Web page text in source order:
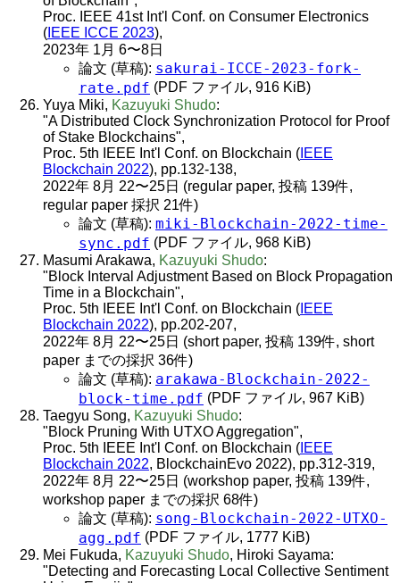
Proc. IEEE 41st Int'l Conf. on Consumer Electronics
( IEEE ICCE 2023),
2023年 1月 6〜8日
論文 (草稿): sakurai-ICCE-2023-fork-
rate.pdf (PDF ファイル, 916 KiB)
Yuya Miki, Kazuyuki Shudo:
"A Distributed Clock Synchronization Protocol for Proof
of Stake Blockchains",
Proc. 5th IEEE Int'l Conf. on Blockchain ( IEEE
Blockchain 2022), pp.132-138,
2022年 8月 22〜25日 (regular paper, 投稿 139件,
regular paper 採択 21件)
論文 (草稿): miki-Blockchain-2022-time-
sync.pdf (PDF ファイル, 968 KiB)
Masumi Arakawa, Kazuyuki Shudo:
"Block Interval Adjustment Based on Block Propagation
Time in a Blockchain",
Proc. 5th IEEE Int'l Conf. on Blockchain ( IEEE
Blockchain 2022), pp.202-207,
2022年 8月 22〜25日 (short paper, 投稿 139件, short
paper までの採択 36件)
論文 (草稿): arakawa-Blockchain-2022-
block-time.pdf (PDF ファイル, 967 KiB)
Taegyu Song, Kazuyuki Shudo:
"Block Pruning With UTXO Aggregation",
Proc. 5th IEEE Int'l Conf. on Blockchain ( IEEE
Blockchain 2022, BlockchainEvo 2022), pp.312-319,
2022年 8月 22〜25日 (workshop paper, 投稿 139件,
workshop paper までの採択 68件)
論文 (草稿): song-Blockchain-2022-UTXO-
agg.pdf (PDF ファイル, 1777 KiB)
Mei Fukuda, Kazuyuki Shudo, Hiroki Sayama:
"Detecting and Forecasting Local Collective Sentiment